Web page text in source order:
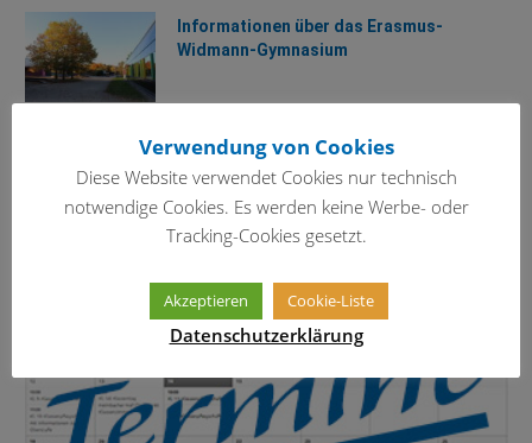
Informationen über das Erasmus-
Widmann-Gymnasium
TERMINKALENDER
Verwendung von Cookies
Diese Website verwendet Cookies nur technisch
notwendige Cookies. Es werden keine Werbe- oder
Tracking-Cookies gesetzt.
Akzeptieren Cookie-Liste
Datenschutzerklärung